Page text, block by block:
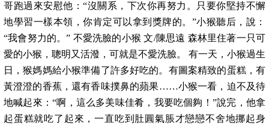
哥跑過來安慰他：“沒關系，下次你再努力。只要你堅持不懈
地學習一樣本領，你肯定可以拿到獎牌的。”小猴聽后，說：
“我會努力的。” 不愛洗臉的小猴 文/陳思遠 森林里住著一只可
愛的小猴，聰明又活潑，可就是不愛洗臉。 有一天，小猴過生
日，猴媽媽給小猴準備了許多好吃的。有圖案精致的蛋糕，有
黃澄澄的香蕉，還有香味撲鼻的蘋果……小猴一看，迫不及待
地喊起來：“啊，這么多美味佳肴，我要吃個夠！”說完，他拿
起蛋糕就吃了起來，一直吃到肚圓氣脹才戀戀不舍地挪起身